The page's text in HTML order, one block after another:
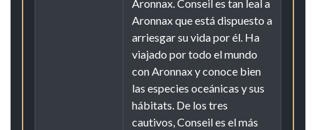
Aronnax. Conseil es tan leal a
Aronnax que está dispuesto a
arriesgar su vida por él. Ha
viajado por todo el mundo
con Aronnax y conoce bien
las especies oceánicas y sus
hábitats. De los tres
cautivos, Conseil es el más